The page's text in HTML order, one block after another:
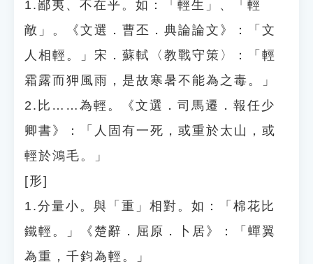
1.鄙夷、不在乎。如：「輕生」、「輕
敵」。《文選．曹丕．典論論文》：「文
人相輕。」宋．蘇軾〈教戰守策〉：「輕
霜露而狎風雨，是故寒暑不能為之毒。」
2.比……為輕。《文選．司馬遷．報任少
卿書》：「人固有一死，或重於太山，或
輕於鴻毛。」
[形]
1.分量小。與「重」相對。如：「棉花比
鐵輕。」《楚辭．屈原．卜居》：「蟬翼
為重，千鈞為輕。」